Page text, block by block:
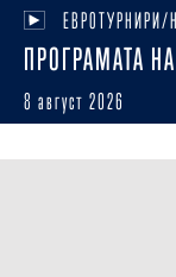
ЕВРОТУРНИРИ/
ПРОГРАМАТА
8 август 2026